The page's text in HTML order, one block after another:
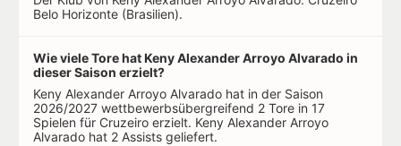
Belo Horizonte (Brasilien).
Wie viele Tore hat Keny Alexander Arroyo Alvarado in
dieser Saison erzielt?
Keny Alexander Arroyo Alvarado hat in der Saison
2026/2027 wettbewerbsübergreifend 2 Tore in 17
Spielen für Cruzeiro erzielt. Keny Alexander Arroyo
Alvarado hat 2 Assists geliefert.